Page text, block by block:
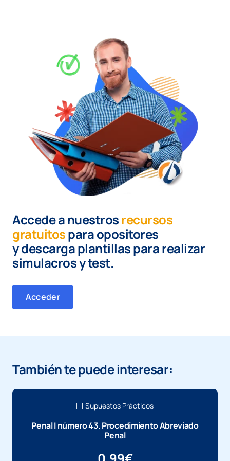
Accede a nuestrosrecursos
gratuitospara opositores
ydescarga plantillas para realizar
simulacros y test.
Acceder
También te puede interesar:
Supuestos Prácticos
Penal I número 43. Procedimiento Abreviado
Penal